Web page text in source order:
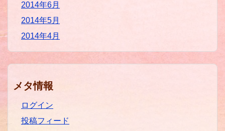
2014年6月
2014年5月
2014年4月
メタ情報
ログイン
投稿フィード